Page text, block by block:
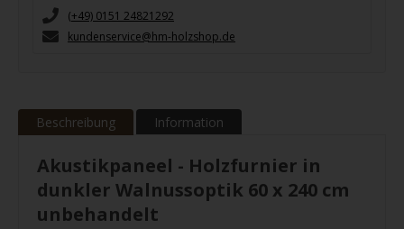
(+49) 0151 24821292
kundenservice@hm-holzshop.de
Beschreibung Information
Akustikpaneel - Holzfurnier in
dunkler Walnussoptik 60 x 240 cm
unbehandelt